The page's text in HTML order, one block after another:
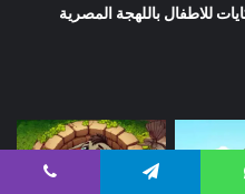
للاطفال باللهجة المصرية